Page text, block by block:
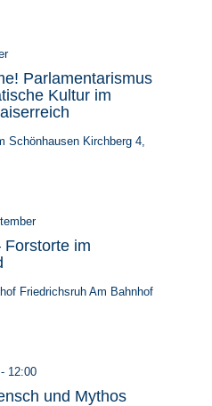
Parlamentarismus
Kultur im
Schönhausen Kirchberg 4,
Forstorte im
FriedrichsruhAm Bahnhof
und Mythos
- 12:00